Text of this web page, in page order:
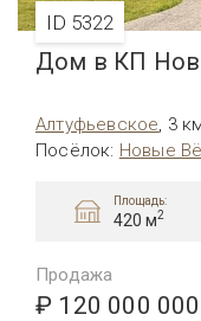
ID 5322
Дом в КП
Алтуфьевcкое, 3
Посёлок: Новые
Площадь:
420 м2
Продажа
₽ 120 000 000